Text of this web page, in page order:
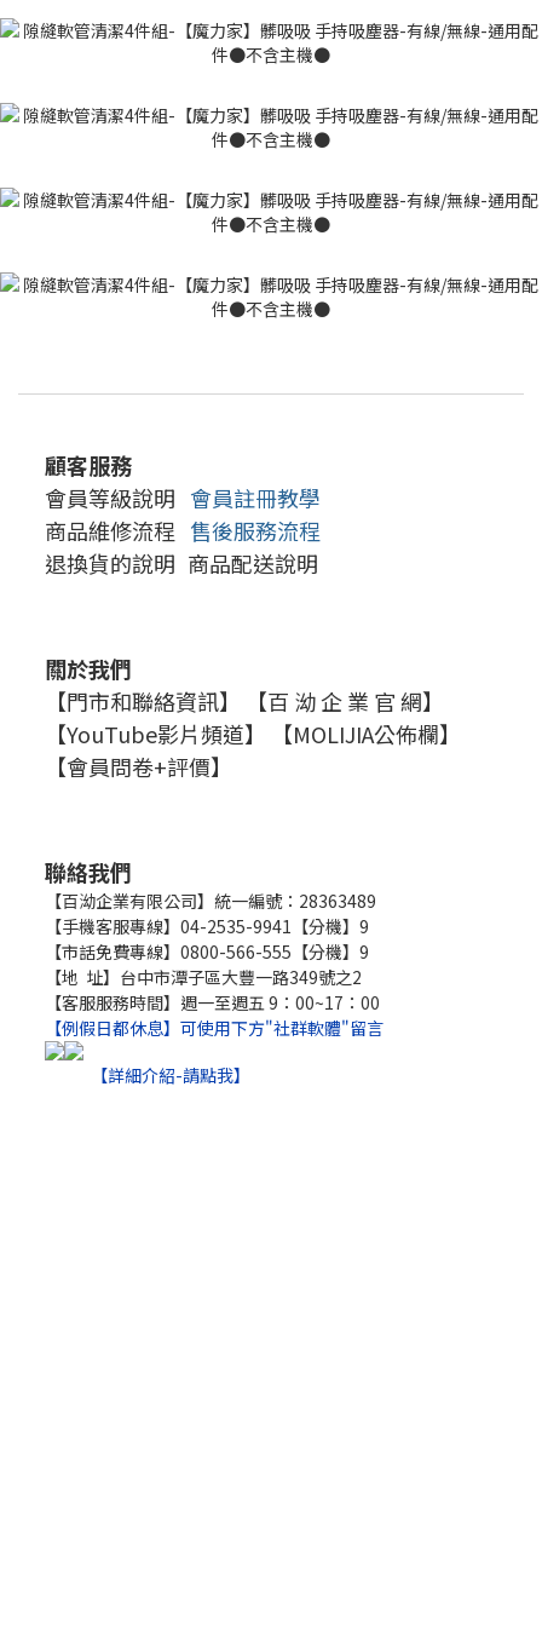
顧客服務
會員等級說明 會員註冊教學
商品維修流程 售後服務流程
退換貨的說明 商品配送說明
關於我們
【門市和聯絡資訊】
【百 泑 企 業 官 網】
【YouTube影片頻道】
【MOLIJIA公佈欄】
【會員問卷+評價】
聯絡我們
【百泑企業有限公司】統一編號：28363489
【手機客服專線】04-2535-9941【分機】9
【市話免費專線】0800-566-555【分機】9
【地 址】台中市潭子區大豐一路349號之2
【客服服務時間】週一至週五 9：00~17：00
【例假日都休息】可使用下方"社群軟體"留言
【詳細介紹-請點我】